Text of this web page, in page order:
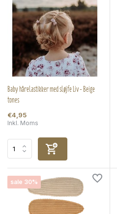
Baby hårelastikker med sløjfe Liv - Beige
tones
€4,95
Inkl. Moms
sale 30%